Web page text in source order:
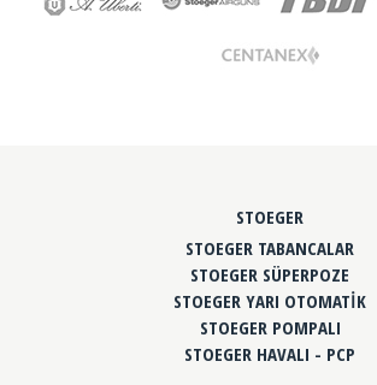
STOEGER
STOEGER TABANCALAR
STOEGER SÜPERPOZE
STOEGER YARI OTOMATİK
STOEGER POMPALI
STOEGER HAVALI - PCP